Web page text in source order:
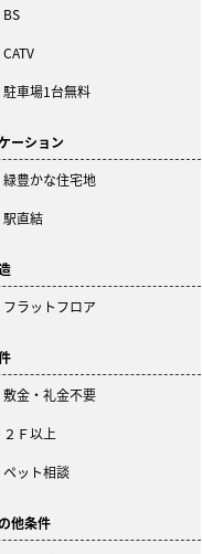
BS
CATV
駐車場1台無料
ション
緑豊かな住宅地
駅直結
フラットフロア
敷金・礼金不要
２Ｆ以上
ペット相談
条件